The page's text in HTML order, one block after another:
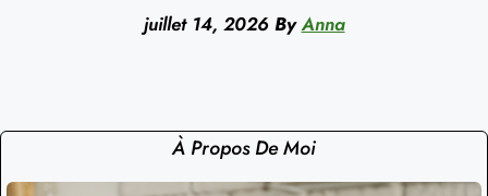
juillet 14, 2026 By Anna
À Propos De Moi